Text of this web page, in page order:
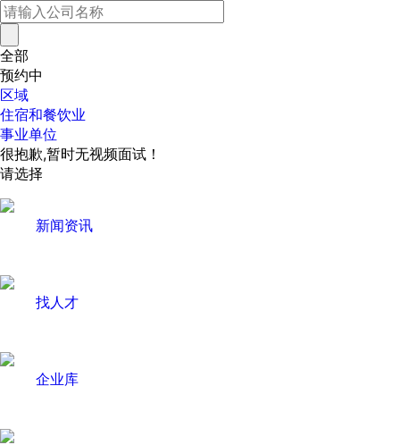
全部
预约中
区域
住宿和餐饮业
事业单位
很抱歉,暂时无视频面试！
请选择
新闻资讯
找人才
企业库